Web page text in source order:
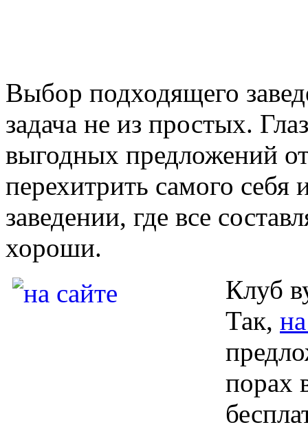
Выбор подходящего
задача не из простых.
выгодных предложений
перехитрить самого себя
заведении, где все
хороши.
Клуб
Так,
порах